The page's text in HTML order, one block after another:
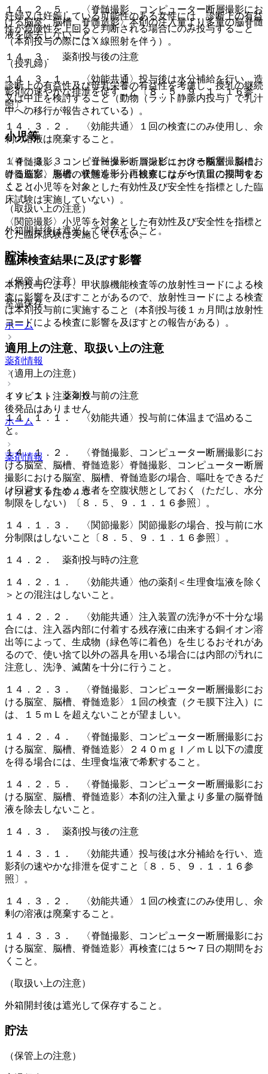
１４．２．５． 〈脊髄撮影、コンピューター断層撮影にお
ける脳室、脳槽、脊髄造影〉本剤の注入量より多量の脳脊髄
液を除去しないこと。
１４．３． 薬剤投与後の注意
１４．３．１． 〈効能共通〉投与後は水分補給を行い、造
影剤の速やかな排泄を促すこと〔８．５、９．１．１６参
照〕。
１４．３．２． 〈効能共通〉１回の検査にのみ使用し、余
剰の溶液は廃棄すること。
１４．３．３． 〈脊髄撮影、コンピューター断層撮影にお
ける脳室、脳槽、脊髄造影〉再検査には５〜７日の期間をお
くこと。
（取扱い上の注意）
外箱開封後は遮光して保存すること。
貯法
（保管上の注意）
室温保存。
ホーム
薬剤情報
イソビスト注２４０
後発品はありません
ホーム
薬剤情報
イソビスト注２４０
妊婦又は妊娠している可能性のある女性には、診断上の有益
性が危険性を上回ると判断される場合にのみ投与すること
（本剤投与の際にはＸ線照射を伴う）。
（授乳婦）
診断上の有益性及び母乳栄養の有益性を考慮し、授乳の継続
又は中止を検討すること（動物（ラット静脈内投与）で乳汁
中への移行が報告されている）。
小児等
〈脊髄撮影、コンピューター断層撮影における脳室、脳槽、
脊髄造影〉患者の状態を十分に観察しながら慎重に投与する
こと（小児等を対象とした有効性及び安全性を指標とした臨
床試験は実施していない）。
〈関節撮影〉小児等を対象とした有効性及び安全性を指標と
した臨床試験は実施していない。
臨床検査結果に及ぼす影響
本剤投与により、甲状腺機能検査等の放射性ヨードによる検
査に影響を及ぼすことがあるので、放射性ヨードによる検査
は本剤投与前に実施すること（本剤投与後１ヵ月間は放射性
ヨードによる検査に影響を及ぼすとの報告がある）。
適用上の注意、取扱い上の注意
（適用上の注意）
１４．１． 薬剤投与前の注意
１４．１．１． 〈効能共通〉投与前に体温まで温めるこ
と。
１４．１．２． 〈脊髄撮影、コンピューター断層撮影にお
ける脳室、脳槽、脊髄造影〉脊髄撮影、コンピューター断層
撮影における脳室、脳槽、脊髄造影の場合、嘔吐をできるだ
け回避するため、患者を空腹状態としておく（ただし、水分
制限をしない）〔８．５、９．１．１６参照〕。
１４．１．３． 〈関節撮影〉関節撮影の場合、投与前に水
分制限はしないこと〔８．５、９．１．１６参照〕。
１４．２． 薬剤投与時の注意
１４．２．１． 〈効能共通〉他の薬剤＜生理食塩液を除く
＞との混注はしないこと。
１４．２．２． 〈効能共通〉注入装置の洗浄が不十分な場
合には、注入器内部に付着する残存液に由来する銅イオン溶
出等によって、生成物（緑色等に着色）を生じるおそれがあ
るので、使い捨て以外の器具を用いる場合には内部の汚れに
注意し、洗浄、滅菌を十分に行うこと。
１４．２．３． 〈脊髄撮影、コンピューター断層撮影にお
ける脳室、脳槽、脊髄造影〉１回の検査（クモ膜下注入）に
は、１５ｍＬを超えないことが望ましい。
１４．２．４． 〈脊髄撮影、コンピューター断層撮影にお
ける脳室、脳槽、脊髄造影〉２４０ｍｇＩ／ｍＬ以下の濃度
を得る場合には、生理食塩液で希釈すること。
１４．２．５． 〈脊髄撮影、コンピューター断層撮影にお
ける脳室、脳槽、脊髄造影〉本剤の注入量より多量の脳脊髄
液を除去しないこと。
１４．３． 薬剤投与後の注意
１４．３．１． 〈効能共通〉投与後は水分補給を行い、造
影剤の速やかな排泄を促すこと〔８．５、９．１．１６参
照〕。
１４．３．２． 〈効能共通〉１回の検査にのみ使用し、余
剰の溶液は廃棄すること。
１４．３．３． 〈脊髄撮影、コンピューター断層撮影にお
ける脳室、脳槽、脊髄造影〉再検査には５〜７日の期間をお
くこと。
（取扱い上の注意）
外箱開封後は遮光して保存すること。
貯法
（保管上の注意）